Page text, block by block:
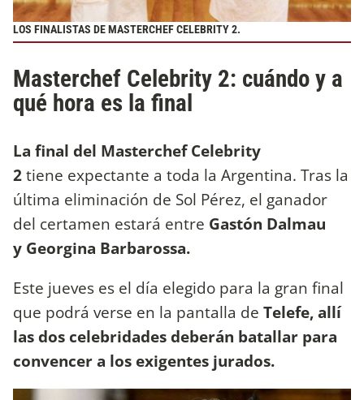
LOS FINALISTAS DE MASTERCHEF CELEBRITY 2.
Masterchef Celebrity 2: cuándo y a
qué hora es la final
La final del Masterchef Celebrity
2tiene expectante a toda la Argentina. Tras la
última eliminación de Sol Pérez, el ganador
del certamen estará entre Gastón Dalmau
y Georgina Barbarossa.
Este jueves es el día elegido para la gran final
que podrá verse en la pantalla de Telefe, allí
las dos celebridades deberán batallar para
convencer a los exigentes jurados.